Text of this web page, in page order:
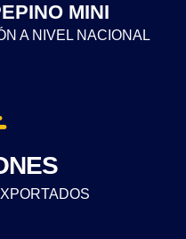
MINI
A NIVEL NACIONAL